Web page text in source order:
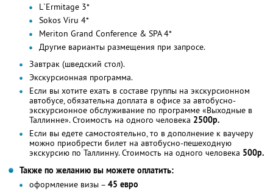
L`Ermitage 3*
Sokos Viru 4*
Meriton Grand Conference & SPA 4*
Другие варианты размещения при запросе.
Завтрак (шведский стол).
Экскурсионная программа.
Если вы хотите ехать в составе группы на экскурсионном
автобусе, обязательна доплата в офисе за автобусно-
экскурсионное обслуживание по программе «Выходные в
Таллинне». Стоимость на одного человека 2500р.
Если вы едете самостоятельно, то в дополнение к ваучеру
можно приобрести билет на автобусно-пешеходную
экскурсию по Таллинну. Стоимость на одного человека 500р.
Также по желанию вы можете оплатить:
оформление визы – 45 евро